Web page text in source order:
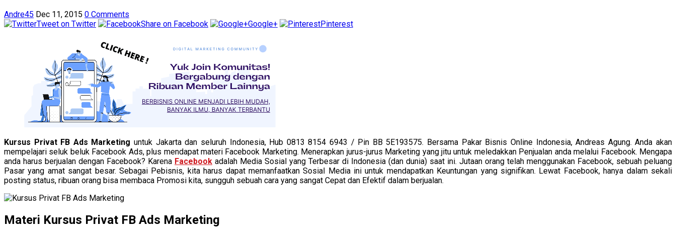
Andre45 Dec 11, 2015 0 Comments
Tweet on Twitter
Share on Facebook Google+ Pinterest
Kursus Privat FB Ads Marketinguntuk Jakarta dan seluruh Indonesia, Hub 0813 8154 6943 / Pin BB 5E193575. Bersama Pakar Bisnis Online Indonesia, Andreas Agung. Anda akan
mempelajari seluk beluk Facebook Ads, plus mendapat materi Facebook Marketing. Menerapkan jurus-jurus Marketing yang jitu untuk meledakkan Penjualan anda melalui Facebook. Mengapa
anda harus berjualan dengan Facebook? Karena Facebook adalah Media Sosial yang Terbesar di Indonesia (dan dunia) saat ini. Jutaan orang telah menggunakan Facebook, sebuah peluang
Pasar yang amat sangat besar. Sebagai Pebisnis, kita harus dapat memanfaatkan Sosial Media ini untuk mendapatkan Keuntungan yang signifikan. Lewat Facebook, hanya dalam sekali
posting status, ribuan orang bisa membaca Promosi kita, sungguh sebuah cara yang sangat Cepat dan Efektif dalam berjualan.
Materi Kursus Privat FB Ads Marketing